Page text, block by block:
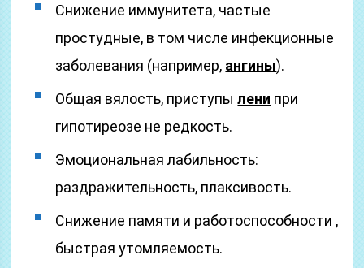
Снижение иммунитета, частые
простудные, в том числе инфекционные
заболевания (например, ангины).
Общая вялость, приступылени при
гипотиреозе не редкость.
Эмоциональная лабильность:
раздражительность, плаксивость.
Снижение памяти и работоспособности ,
быстрая утомляемость.